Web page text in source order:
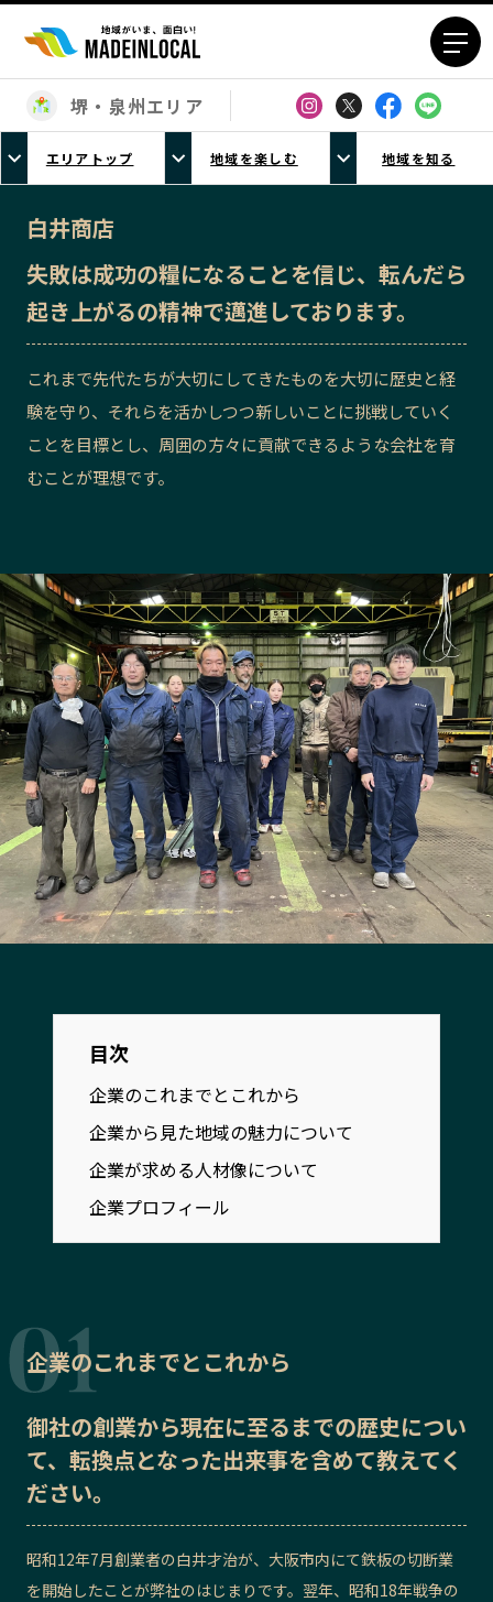
エリアから探す
北海道エリア
青森エリア
岩手エリア
福島エリア
茨城エリア
栃木エリア
群馬エリア
埼玉エリア
千葉エリア
東京23区エリア
多摩エリア
神奈川エリア
新潟エリア
富山エリア
石川エリア
福井エリア
三重エリア
滋賀エリア
京都エリア
大阪市エリア
北摂エリア
堺・泉州エリア
河内エリア
兵庫エリア
奈良エリア
和歌山エリア
鳥取エリア
島根エリア
岡山エリア
広島エリア
山口エリア
徳島エリア
香川エリア
愛媛エリア
高知エリア
福岡エリア
佐賀エリア
長崎エリア
カテゴリから探す
特集コンテンツ
地域を代表する 企業100選
プレスリリース
MILCプロジェクト
選出企業特別対談
地域豆知識
Sporkle
「人」から探す
お問い合わせ 会社概要
堺・泉州エリア
エリアトップ 地域を楽しむ 地域を知る
白井商店
失敗は成功の糧になることを信じ、転んだら
起き上がるの精神で邁進しております。
これまで先代たちが大切にしてきたものを大切に歴史と経
験を守り、それらを活かしつつ新しいことに挑戦していく
ことを目標とし、周囲の方々に貢献できるような会社を育
むことが理想です。
目次
企業のこれまでとこれから
企業から見た地域の魅力について
企業が求める人材像について
企業プロフィール
企業のこれまでとこれから
御社の創業から現在に至るまでの歴史につい
て、転換点となった出来事を含めて教えてく
ださい。
昭和12年7月創業者の白井才治が、大阪市内にて鉄板の切断業
を開始したことが弊社のはじまりです。翌年、昭和18年戦争の